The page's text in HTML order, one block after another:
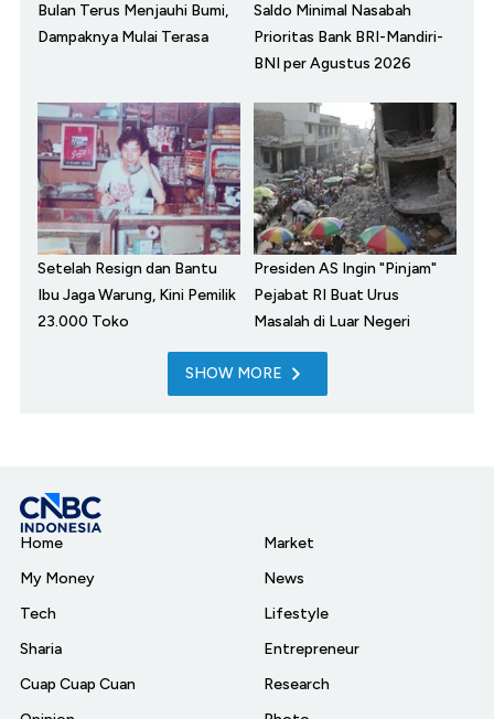
Bulan Terus Menjauhi Bumi,
Dampaknya Mulai Terasa
Saldo Minimal Nasabah
Prioritas Bank BRI-Mandiri-
BNI per Agustus 2026
Setelah Resign dan Bantu
Ibu Jaga Warung, Kini Pemilik
23.000 Toko
Presiden AS Ingin "Pinjam"
Pejabat RI Buat Urus
Masalah di Luar Negeri
SHOW MORE
Home
My Money
Tech
Sharia
Cuap Cuap Cuan
Market
News
Lifestyle
Entrepreneur
Research